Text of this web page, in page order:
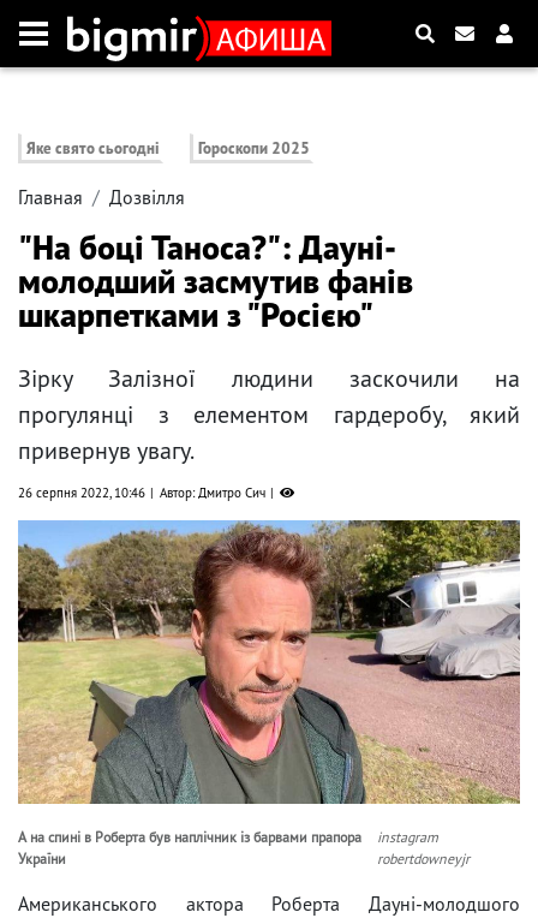
Яке свято сьогодні Гороскопи 2025
Главная Дозвілля
"На боці Таноса?": Дауні-
молодший засмутив фанів
шкарпетками з "Росією"
Зірку Залізної людини заскочили на
прогулянці з елементом гардеробу, який
привернув увагу.
26 серпня 2022, 10:46 Автор: Дмитро Сич
А на спині в Роберта був наплічник із барвами прапора
України
instagram
robertdowneyjr
Американського актора Роберта Дауні-молодшого